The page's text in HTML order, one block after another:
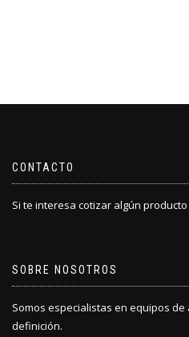
CONTACTO
Si te interesa cotizar algún
SOBRE NOSOTROS
Somos especialistas en equipos
definición.